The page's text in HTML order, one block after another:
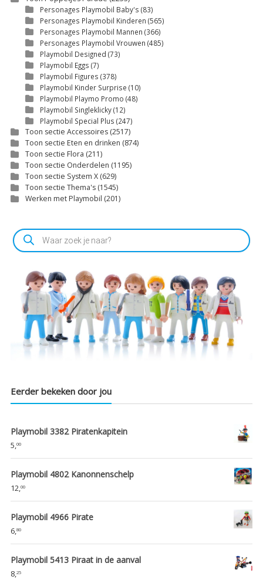
Personages Playmobil Baby's (83)
Personages Playmobil Kinderen (565)
Personages Playmobil Mannen (366)
Personages Playmobil Vrouwen (485)
Playmobil Designed (73)
Playmobil Eggs (7)
Playmobil Figures (378)
Playmobil Kinder Surprise (10)
Playmobil Playmo Promo (48)
Playmobil Singleklicky(12)
Playmobil Special Plus (247)
Toon sectie Accessoires (2517)
Toon sectie Eten en drinken (874)
Toon sectie Flora (211)
Toon sectie Onderdelen (1195)
Toon sectie System X (629)
Toon sectie Thema's (1545)
Werken met Playmobil (201)
Producten
zoeken
Eerder bekeken door jou
Playmobil 3382 Piratenkapitein
5,00
Playmobil 4802 Kanonnenschelp
12,00
Playmobil 4966 Pirate
6,80
Playmobil 5413 Piraat in de aanval
8,25